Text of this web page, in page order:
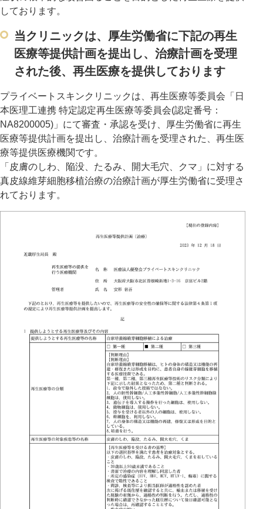
しております。
当クリニックは、厚生労働省に下記の再生
医療等提供計画を提出し、治療計画を受理
された後、再生医療を提供しております
プライベートスキンクリニックは、再生医療等委員会「日
本医理工連携 特定認定再生医療等委員会(認定番号：
NA8200005)」にて審査・承認を受け、厚生労働省に再生
医療等提供計画を提出し、治療計画を受理された、再生医
療等提供医療機関です。
「皮膚のしわ、陥没、たるみ、開大毛穴、クマ」に対する
真皮線維芽細胞移植治療の治療計画が厚生労働省に受理さ
れております。